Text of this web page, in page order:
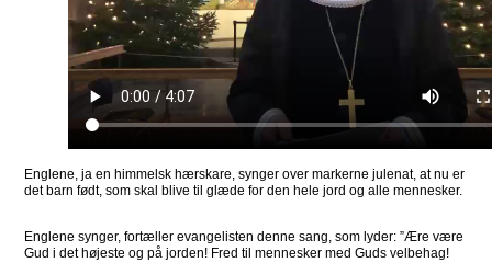
Englene, ja en himmelsk hærskare, synger over markerne julenat, at nu er
det barn født, som skal blive til glæde for den hele jord og alle mennesker.
Englene synger, fortæller evangelisten denne sang, som lyder: ”Ære være
Gud i det højeste og på jorden! Fred til mennesker med Guds velbehag!